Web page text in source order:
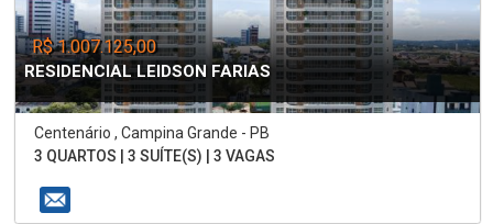
R$ 1.007.125,00
RESIDENCIAL LEIDSON FARIAS
Centenário , Campina Grande - PB
3 QUARTOS | 3 SUÍTE(S) | 3 VAGAS